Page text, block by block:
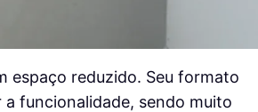
espaço reduzido. Seu formato
funcionalidade, sendo muito